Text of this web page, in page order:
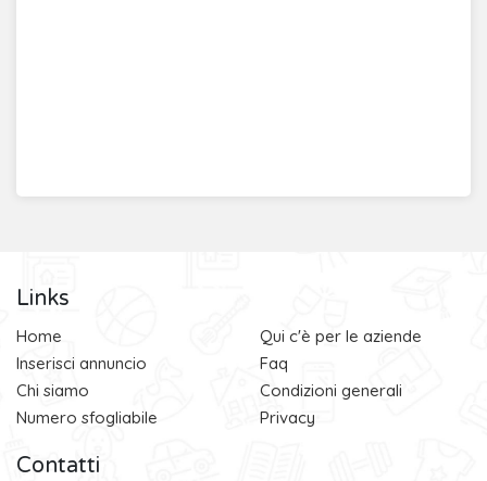
Links
Home
Inserisci annuncio
Chi siamo
Numero sfogliabile
Qui c'è per le aziende
Faq
Condizioni generali
Privacy
Contatti